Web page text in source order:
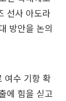
선사 아도라
방안을 논의
여수 기항 확
에 힘을 싣고